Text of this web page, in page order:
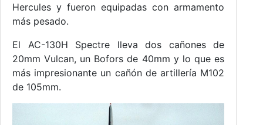
Hercules y fueron equipadas con armamento
más pesado.
El AC-130H Spectre lleva dos cañones de
20mm Vulcan, un Bofors de 40mm y lo que es
más impresionante un cañón de artillería M102
de 105mm.